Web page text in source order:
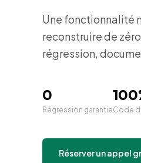
Une fonctionnalité
reconstruire de
régression,
0
Régression garantieCode
Réserver un appel